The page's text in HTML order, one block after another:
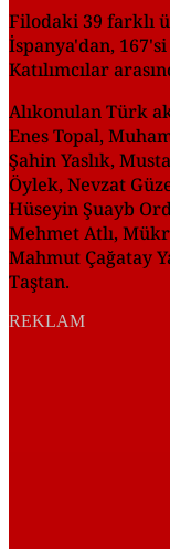
Filodaki 39 farklı
İspanya'dan,
Katılımcılar
Alıkonulan Türk
Enes Topal,
Şahin Yaslık,
Öylek, Nevzat
Hüseyin Şuayb
Mehmet Atlı,
Mahmut Çağatay
Taştan.
REKLAM